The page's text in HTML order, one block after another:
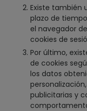
Existe también
plazo de
el navegador
cookies de
Por último,
de cookies
los datos
publicitarias y